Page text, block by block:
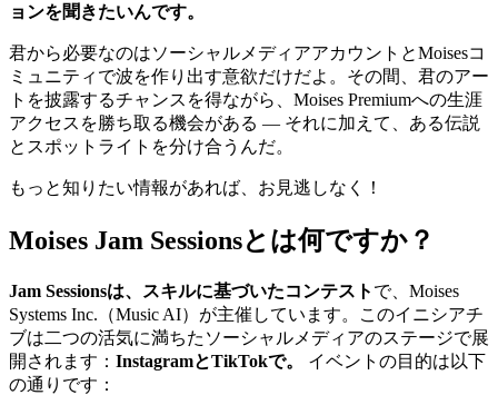
ョンを聞きたいんです。
君から必要なのはソーシャルメディアアカウントとMoisesコ
ミュニティで波を作り出す意欲だけだよ。その間、君のアー
トを披露するチャンスを得ながら、Moises Premiumへの生涯
アクセスを勝ち取る機会がある — それに加えて、ある伝説
とスポットライトを分け合うんだ。
もっと知りたい情報があれば、お見逃しなく！
Moises Jam Sessionsとは何ですか？
Jam Sessionsは、スキルに基づいたコンテスト で、Moises
Systems Inc.（Music AI）が主催しています。このイニシアチ
ブは二つの活気に満ちたソーシャルメディアのステージで展
開されます： InstagramとTikTokで。
イベントの目的は以下
の通りです：